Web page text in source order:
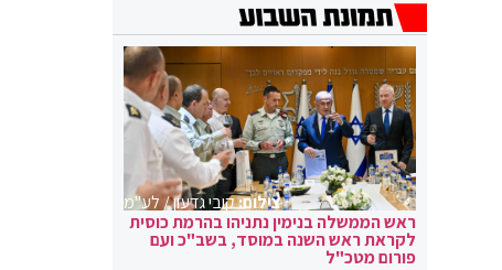
צילום:קובי גדעון / לע"מ
ראש הממשלה בנימין נתניהו בהרמת כוסית
לקראת ראש השנה במוסד, בשב"כ ועם
פורום מטכ"ל